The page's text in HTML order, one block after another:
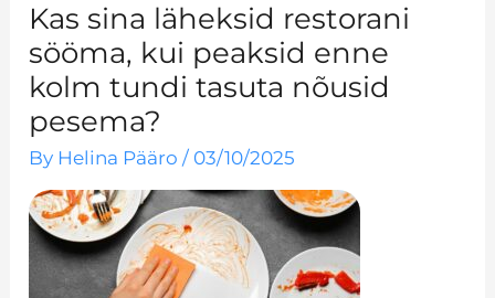
Kas sina läheksid restorani
sööma, kui peaksid enne
kolm tundi tasuta nõusid
pesema?
By Helina Pääro/ 03/10/2025